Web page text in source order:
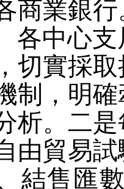
商業銀行
各中心
切實採
制，明
析。二
由貿易
結售匯